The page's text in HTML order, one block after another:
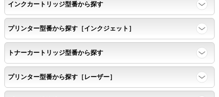
インクカートリッジ型番から探す
プリンター型番から探す［インクジェット］
トナーカートリッジ型番から探す
プリンター型番から探す［レーザー］